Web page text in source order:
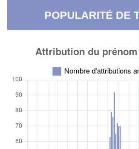
POPULARITÉ DE